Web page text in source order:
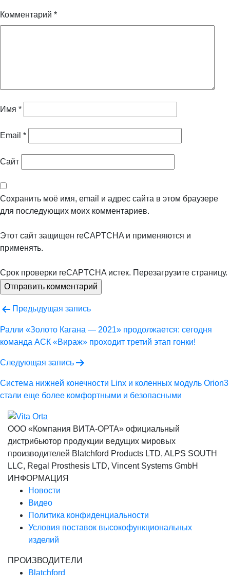
Комментарий *
Имя *
Email *
Сайт
Сохранить моё имя, email и адрес сайта в этом браузере
для последующих моих комментариев.
Этот сайт защищен reCAPTCHA и применяются и
применять.
Срок проверки reCAPTCHA истек. Перезагрузите страницу.
Навигация
по
записям
Предыдущая запись
Ралли «Золото Кагана — 2021» продолжается: сегодня
команда АСК «Вираж» проходит третий этап гонки!
Следующая запись
Cистема нижней конечности Linx и коленных модуль Orion3
стали еще более комфортными и безопасными
ООО «Компания ВИТА-ОРТА» официальный
дистрибьютор продукции ведущих мировых
производителей Blatchford Products LTD, ALPS SOUTH
LLC, Regal Prosthesis LTD, Vincent Systems GmbH
ИНФОРМАЦИЯ
Новости
Видео
Политика конфиденциальности
Условия поставок высокофункциональных
изделий
ПРОИЗВОДИТЕЛИ
Blatchford